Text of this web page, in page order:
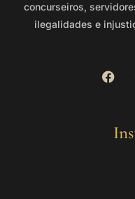
concurseiros,
ilegalidades e